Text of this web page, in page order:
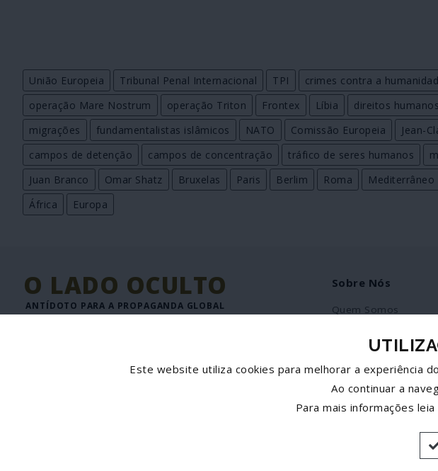
União Europeia Tribunal Penal Internacional TPI crimes contra a
operação Mare Nostrum
operação Triton Frontex Líbia direitos humanos
migrações
fundamentalistas islâmicos NATO Comissão Europeia Jean-
campos de detenção
campos de concentração tráfico de seres humanos
Juan Branco
Omar Shatz Bruxelas Paris Berlim Roma Mediterrâneo
África
Europa
O LADO OCULTO
ANTÍDOTO PARA A PROPAGANDA GLOBAL
Sobre Nós
Quem Somos
Política de Privacidade
Contactos
Este website utiliza cookies para melhorar a experiência
Ao continuar a
Para mais informações leia